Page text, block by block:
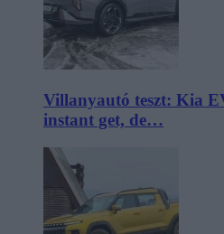
Villanyautó teszt: Kia
instant get, de…